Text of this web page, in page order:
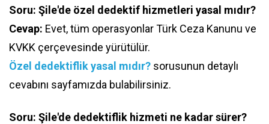
Soru: Şile'de özel dedektif hizmetleri yasal mıdır?
Cevap: Evet, tüm operasyonlar Türk Ceza Kanunu ve
KVKK çerçevesinde yürütülür.
Özel dedektiflik yasal mıdır? sorusunun detaylı
cevabını sayfamızda bulabilirsiniz.
Soru: Şile'de dedektiflik hizmeti ne kadar sürer?